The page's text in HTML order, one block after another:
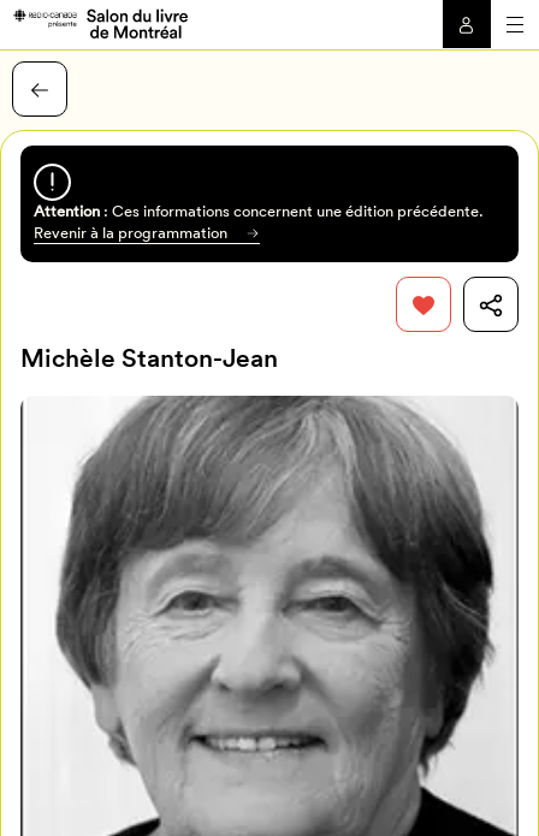
Attention: Ces informations concernent une édition précédente.
Revenir à la programmation
Michèle Stanton-Jean